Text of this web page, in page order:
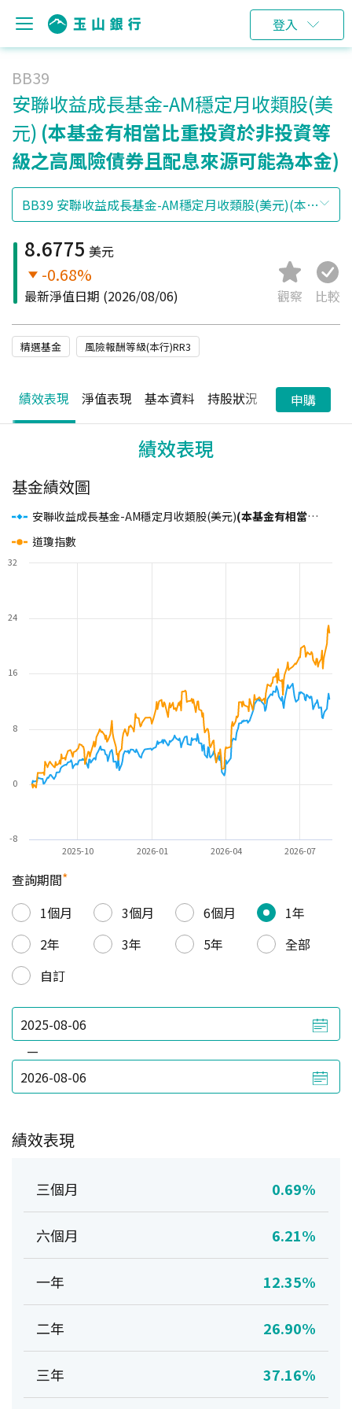
登入
BB39
安聯收益成長基金-AM穩定月收類股(美
元) (本基金有相當比重投資於非投資等
級之高風險債券且配息來源可能為本金)
8.6775 美元
-0.68%
最新淨值日期 (2026/08/06) 觀察 比較
精選基金 風險報酬等級(本行)RR3
績效表現 淨值表現 基本資料 持股狀況 配息狀況
申購
績效表現
基金績效圖
安聯收益成長基金-AM穩定月收類股(美元)(本基金有相當比重投資於非投資等級之高風險債券且配息來源可能為本金)
道瓊指數
2025-10 2026-01 2026-04 2026-07
-8
0
8
16
24
32
查詢期間*
1個月
3個月 6個月
1年
2年
3年 5年
全部
自訂
—
績效表現
三個月 0.69%
六個月 6.21%
一年 12.35%
二年 26.90%
三年 37.16%